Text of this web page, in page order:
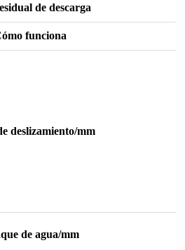
de descarga
funciona
deslizamiento/mm
de agua/mm